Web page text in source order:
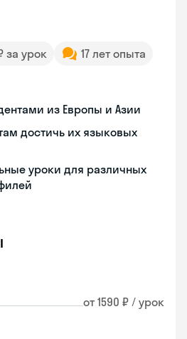
за урок
17 лет опыта
из Европы и Азии
достичь их языковых
уроки для различных
от 1590 ₽ / урок